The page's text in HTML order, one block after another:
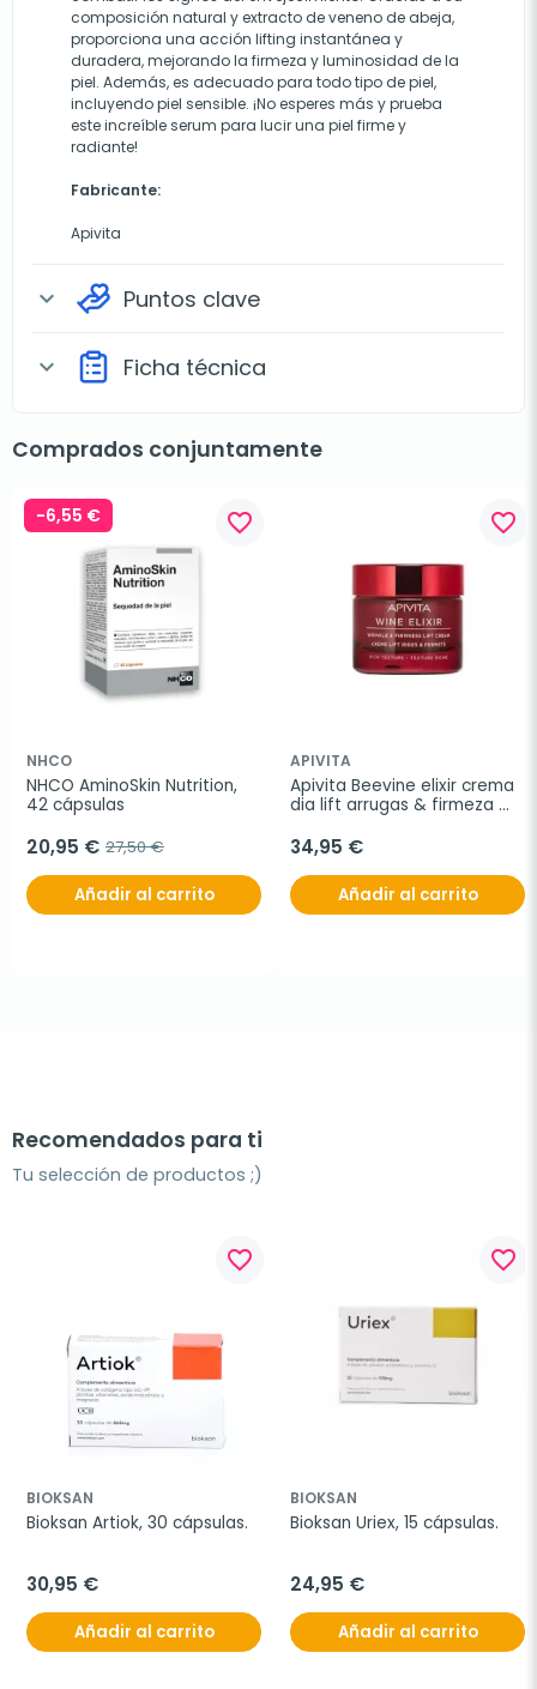
composición natural y extracto de veneno de abeja,
proporciona una acción lifting instantánea y
duradera, mejorando la firmeza y luminosidad de la
piel. Además, es adecuado para todo tipo de piel,
incluyendo piel sensible. ¡No esperes más y prueba
este increíble serum para lucir una piel firme y
radiante!
Fabricante:
Apivita
expand_more Puntos clave
expand_more Ficha técnica
Comprados conjuntamente
-6,55 € favorite_border
NHCO
NHCO AminoSkin Nutrition,
42 cápsulas
20,95 € 27,50 €
Añadir al carrito
favorite_border
APIVITA
Apivita Beevine elixir crema
dia lift arrugas & firmeza
34,95 €
Añadir al carrito
Recomendados para ti
Tu selección de productos ;)
favorite_border
BIOKSAN
Bioksan Artiok, 30 cápsulas.
30,95 €
Añadir al carrito
favorite_border
BIOKSAN
Bioksan Uriex, 15 cápsulas.
24,95 €
Añadir al carrito